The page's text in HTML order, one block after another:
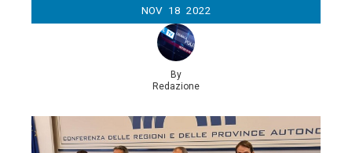
NOV 18 2022
By
Redazione